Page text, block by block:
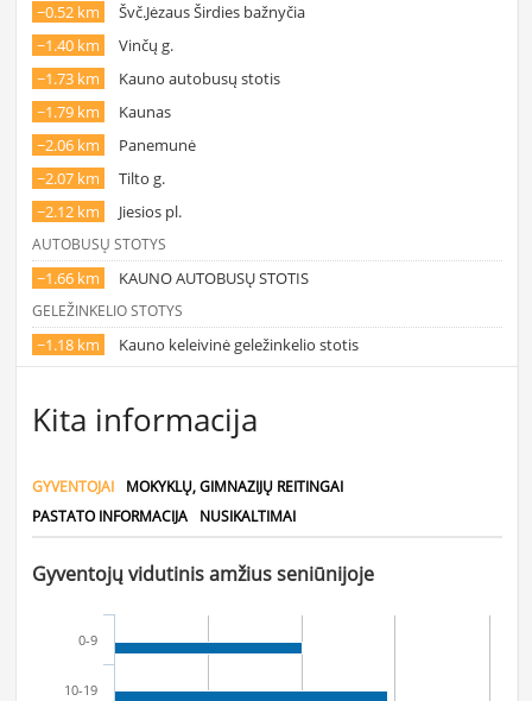
~0.52 km
Švč.Jėzaus Širdies bažnyčia
~1.40 km
Vinčų g.
~1.73 km
Kauno autobusų stotis
~1.79 km
Kaunas
~2.06 km
Panemunė
~2.07 km
Tilto g.
~2.12 km
Jiesios pl.
AUTOBUSŲ STOTYS
~1.66 km KAUNO AUTOBUSŲ STOTIS
GELEŽINKELIO STOTYS
~1.18 km Kauno keleivinė geležinkelio stotis
Kita informacija
GYVENTOJAI
MOKYKLŲ, GIMNAZIJŲ REITINGAI
PASTATO INFORMACIJA
NUSIKALTIMAI
Gyventojų vidutinis amžius seniūnijoje
0-9
10-19